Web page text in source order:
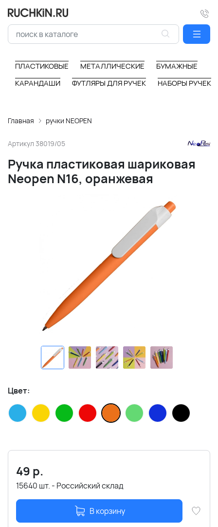
ПЛАСТИКОВЫЕ МЕТАЛЛИЧЕСКИЕ
БУМАЖНЫЕ
КАРАНДАШИ
ФУТЛЯРЫ ДЛЯ РУЧЕК НАБОРЫ РУЧЕК
Главная ручки NEOPEN
Артикул 38019/05
Ручка пластиковая шариковая
Neopen N16, оранжевая
Цвет:
49 р.
15640 шт. - Российский склад
В корзину